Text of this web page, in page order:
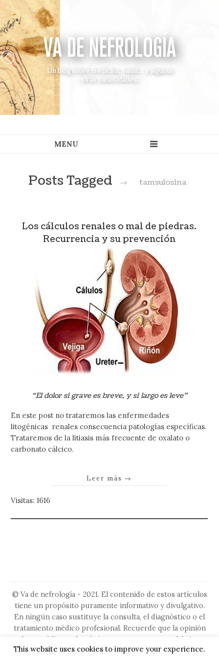
VA DE NEFROLOGÍA
Un blog sobre medicina, salud... y algunas
otras curiosidades.
Posts Tagged → tamsulosina
Los cálculos renales o mal de piedras.
Recurrencia y su prevención
“El dolor si grave es breve, y si largo es leve”
En este post no trataremos las enfermedades
litogénicas renales consecuencia patologías específicas.
Trataremos de la litiasis más frecuente de oxalato o
carbonato cálcico.
Leer más →
Visitas: 1616
© Va de nefrología - 2021. El contenido de estos artículos
tiene un propósito puramente informativo y divulgativo.
En ningún caso sustituye la consulta, el diagnóstico o el
tratamiento médico profesional. Recuerde que la opinión
de su médico es la más importante, ya que es el único
capacitado para evaluar su situación particular. No ignore
This website uses cookies to improve your experience.